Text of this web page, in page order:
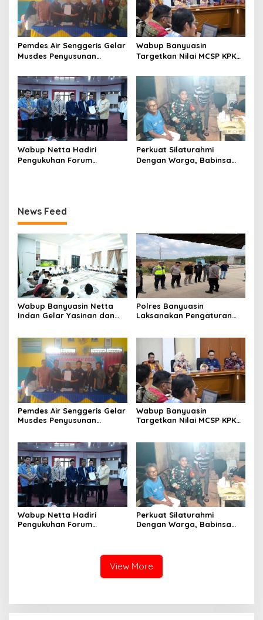
Pemdes Air Senggeris Gelar
Musdes Penyusunan
Perencanaan
Pembangunan Yang
Partisipatif
Wabup Banyuasin
Targetkan Nilai MCSP KPK
Wabup Netta Hadiri
Pengukuhan Forum
Perkuat Silaturahmi
Dengan Warga, Babinsa
News Feed
Wabup Banyuasin Netta
Indan Gelar Yasinan dan
Polres Banyuasin
Laksanakan Pengaturan
Pemdes Air Senggeris Gelar
Musdes Penyusunan
Pembangunan Yang
Partisipatif
Wabup Banyuasin
Targetkan Nilai MCSP KPK
Wabup Netta Hadiri
Pengukuhan Forum
Desa/Kelurahan Banyuasin
Perkuat Silaturahmi
Dengan Warga, Babinsa
View More